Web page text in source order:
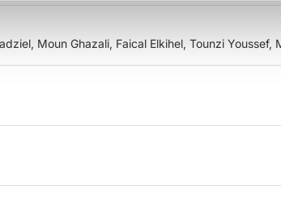
Moun Ghazali, Faical Elkihel, Tounzi Youssef,